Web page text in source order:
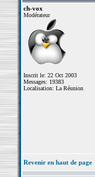
ch-vox
Modérateur
Inscrit le: 22 Oct 2003
Messages: 19383
Localisation: La Réunion
Revenir en haut de page